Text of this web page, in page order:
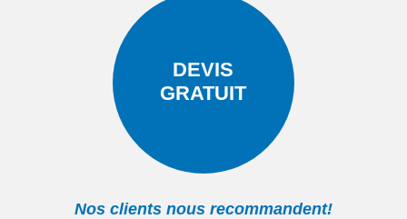
DEVIS
GRATUIT
Nos clients nous recommandent!